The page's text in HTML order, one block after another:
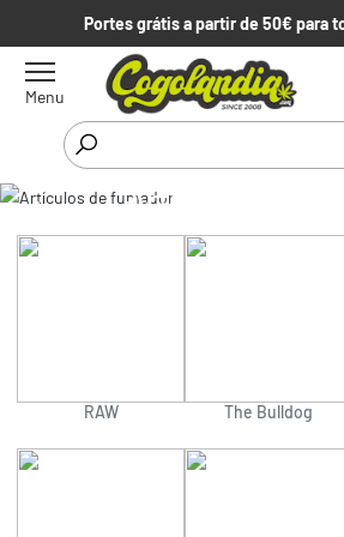
Portes grátis a partir de 50€ para
Menu
Começar Artículos de fumador
Artículos de
RAW The Bulldog